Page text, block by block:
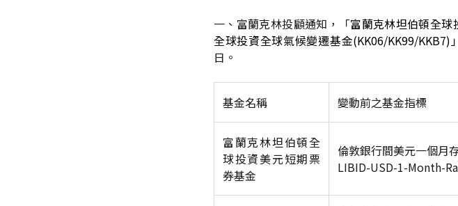
一、富蘭克林投顧通知，「富蘭克林坦伯頓全球
全球投資全球氣候變遷基金(KK06/KK99/
日。
基金名稱 變動前之基金指標
富蘭克林坦伯頓全
球投資美元短期票
券基金
倫敦銀行間美元一個月
LIBID-USD-1-Month-